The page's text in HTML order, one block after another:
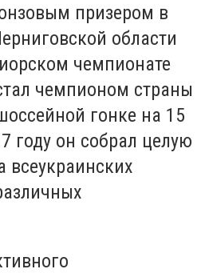
призером в
области
чемпионате
чемпионом страны
гонке на 15
году он собрал целую
всеукраинских